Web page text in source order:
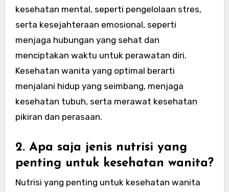
kesehatan mental, seperti pengelolaan stres,
serta kesejahteraan emosional, seperti
menjaga hubungan yang sehat dan
menciptakan waktu untuk perawatan diri.
Kesehatan wanita yang optimal berarti
menjalani hidup yang seimbang, menjaga
kesehatan tubuh, serta merawat kesehatan
pikiran dan perasaan.
2. Apa saja jenis nutrisi yang
penting untuk kesehatan wanita?
Nutrisi yang penting untuk kesehatan wanita